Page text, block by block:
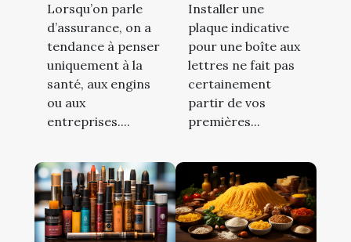
Lorsqu’on parle
d’assurance, on a
tendance à penser
uniquement à la
santé, aux engins
ou aux
entreprises....
Installer une
plaque indicative
pour une boîte aux
lettres ne fait pas
certainement
partir de vos
premières...